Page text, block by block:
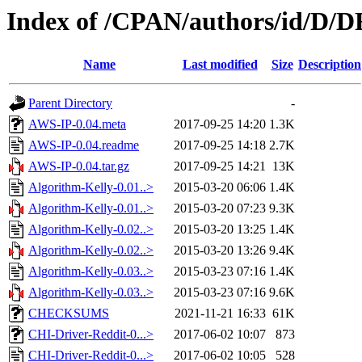
Index of /CPAN/authors/id/D/
Name Last modified Size Description
Parent Directory
-
AWS-IP-0.04.meta
2017-09-25 14:20 1.3K
AWS-IP-0.04.readme
2017-09-25 14:18 2.7K
AWS-IP-0.04.tar.gz
2017-09-25 14:21 13K
Algorithm-Kelly-0.01..>
2015-03-20 06:06 1.4K
Algorithm-Kelly-0.01..>
2015-03-20 07:23 9.3K
Algorithm-Kelly-0.02..>
2015-03-20 13:25 1.4K
Algorithm-Kelly-0.02..>
2015-03-20 13:26 9.4K
Algorithm-Kelly-0.03..>
2015-03-23 07:16 1.4K
Algorithm-Kelly-0.03..>
2015-03-23 07:16 9.6K
CHECKSUMS
2021-11-21 16:33 61K
CHI-Driver-Reddit-0...>
2017-06-02 10:07
873
CHI-Driver-Reddit-0...>
2017-06-02 10:05
528